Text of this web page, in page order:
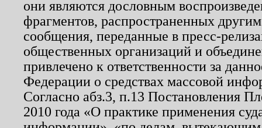
они являются дословным
фрагментов, распространенных
сообщения, переданные в пресс-
общественных организаций и
привлечено к ответственности за
Федерации о средствах массовой
Согласно абз.3, п.13 Постановления
2010 года «О практике применения